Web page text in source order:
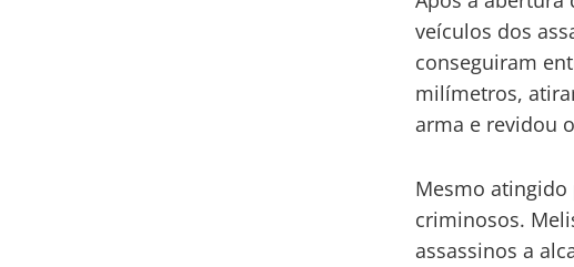
veículos dos
conseguiram
milímetros,
arma e revidou
Mesmo
criminosos.
assassinos a